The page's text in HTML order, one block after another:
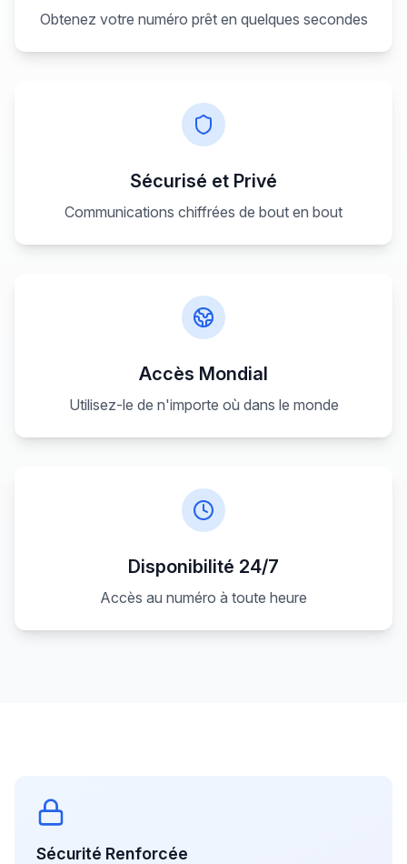
Obtenez votre numéro prêt en quelques secondes
Sécurisé et Privé
Communications chiffrées de bout en bout
Accès Mondial
Utilisez-le de n'importe où dans le monde
Disponibilité 24/7
Accès au numéro à toute heure
Sécurité Renforcée